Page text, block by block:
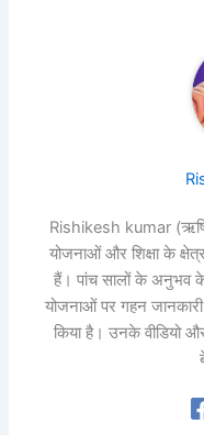
Rishikesh kumar
योजनाओं और शिक्षा के
हैं। पांच सालों के अनुभव
योजनाओं पर गहन
किया है। उनके वीडियो